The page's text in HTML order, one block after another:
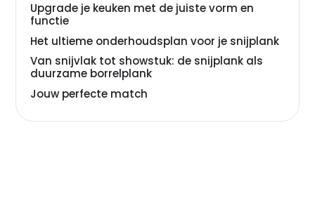
Upgrade je keuken met de juiste vorm en
functie
Het ultieme onderhoudsplan voor je snijplank
Van snijvlak tot showstuk: de snijplank als
duurzame borrelplank
Jouw perfecte match